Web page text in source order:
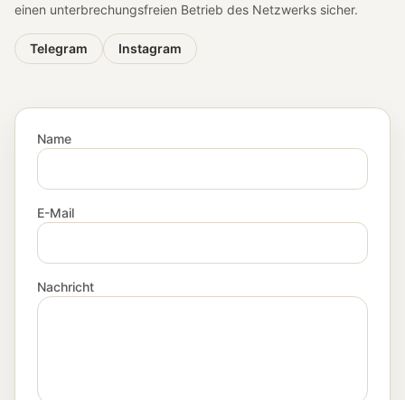
einen unterbrechungsfreien Betrieb des Netzwerks sicher.
Telegram Instagram
Name
E-Mail
Nachricht